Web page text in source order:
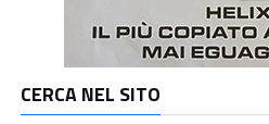
CERCA NEL SITO